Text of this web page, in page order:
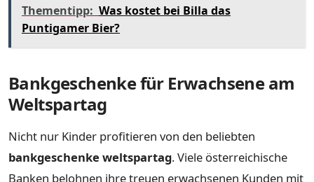
Thementipp: Was kostet bei Billa das
Puntigamer Bier?
Bankgeschenke für Erwachsene am
Weltspartag
Nicht nur Kinder profitieren von den beliebten
bankgeschenke weltspartag. Viele österreichische
Banken belohnen ihre treuen erwachsenen Kunden mit